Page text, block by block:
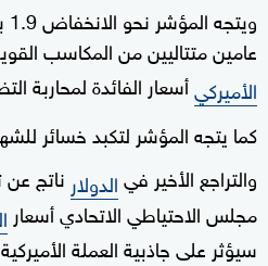
عامين متتاليين من المكاسب
الأميركيأسعار الفائدة لمحاربة
كما يتجه المؤشر لتكبد خسائر
والتراجع الأخير فيالدولار ناتج
مجلس الاحتياطي الاتحادي أسعار
سيؤثر على جاذبية العملة